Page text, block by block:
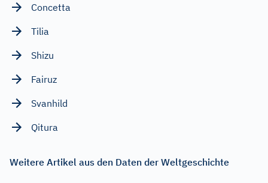
Concetta
Tilia
Shizu
Fairuz
Svanhild
Qitura
Weitere Artikel aus den Daten der Weltgeschichte